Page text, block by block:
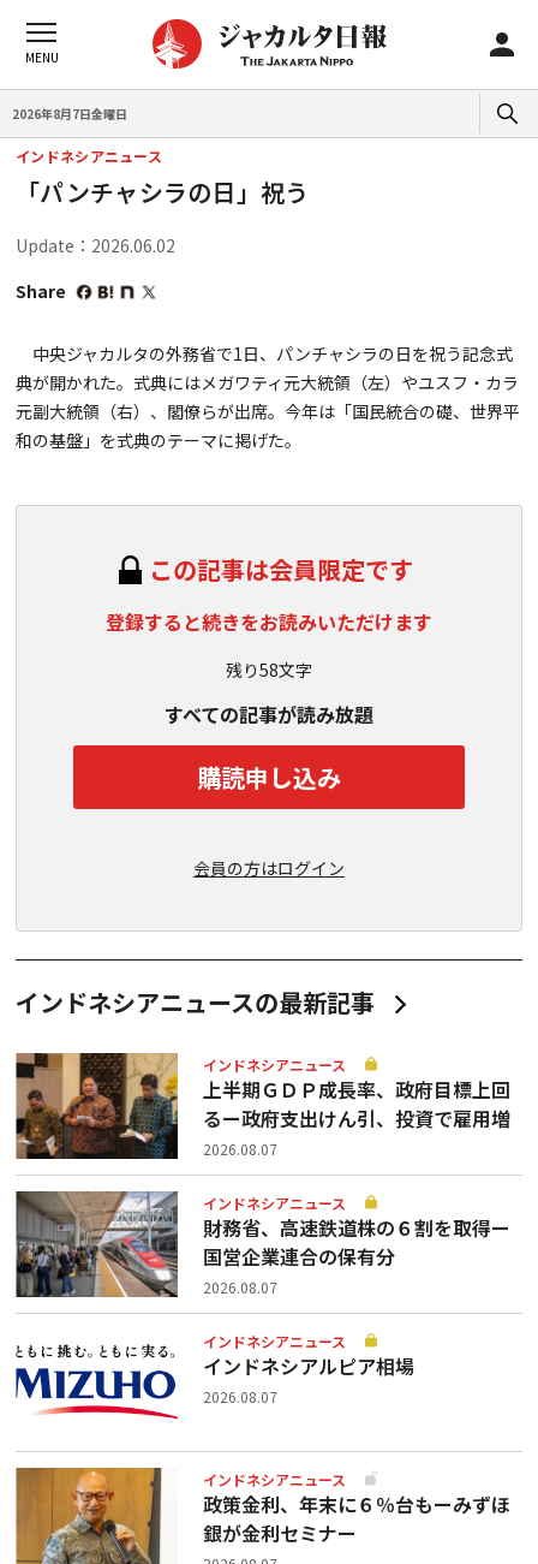
2026年8月7日金曜日
インドネシアニュース
「パンチャシラの日」祝う
Update：2026.06.02
Share
中央ジャカルタの外務省で1日、パンチャシラの日を祝う記念式
典が開かれた。式典にはメガワティ元大統領（左）やユスフ・カラ
元副大統領（右）、閣僚らが出席。今年は「国民統合の礎、世界平
和の基盤」を式典のテーマに掲げた。
この記事は会員限定です
登録すると続きをお読みいただけます
残り58文字
すべての記事が読み放題
購読申し込み
会員の方はログイン
インドネシアニュースの最新記事
インドネシアニュース
上半期ＧＤＰ成長率、政府目標上回
るー政府支出けん引、投資で雇用増
2026.08.07
インドネシアニュース
財務省、高速鉄道株の６割を取得ー
国営企業連合の保有分
2026.08.07
インドネシアニュース
インドネシアルピア相場
2026.08.07
インドネシアニュース
政策金利、年末に６％台もーみずほ
銀が金利セミナー